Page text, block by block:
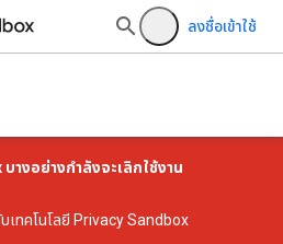
ลงชื่อเข้าใช้
างอย่างกำลังจะเลิกใช้งาน
เทคโนโลยี Privacy Sandbox